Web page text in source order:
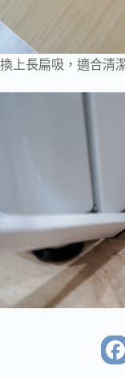
換上長扁吸，適合清